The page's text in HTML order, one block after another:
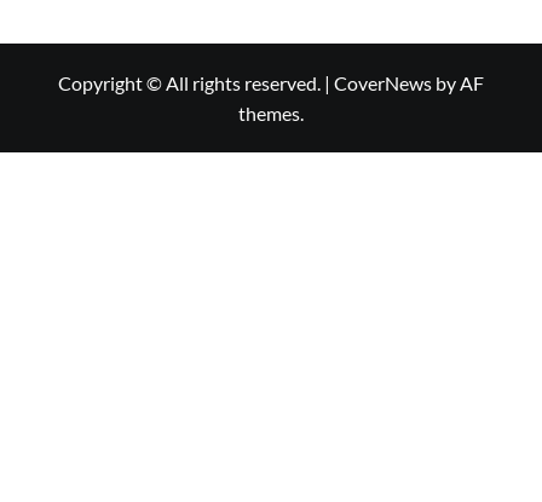
Copyright © All rights reserved. | CoverNews by AF
themes.